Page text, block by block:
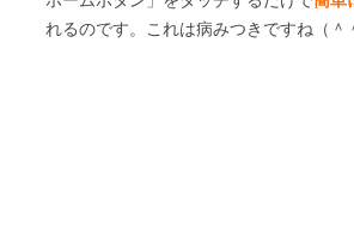
れるのです。これは病みつきですね（＾